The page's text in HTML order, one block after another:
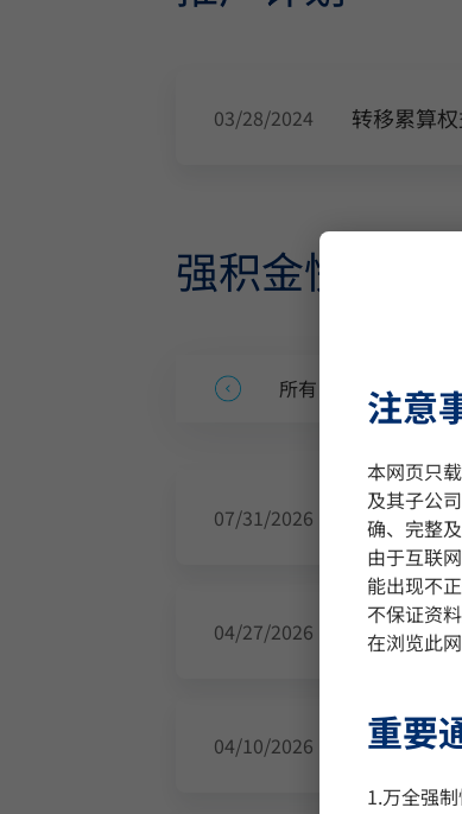
03/28/2024 转移累算
强积金快讯
所有 2026
07/31/2026 雇主强积
04/27/2026 《万全强
04/10/2026 致雇主及
注意
本网页只
及其子公
确、完整及
由于互联
能出现不
不保证资
在浏览此
重要
1.万全强